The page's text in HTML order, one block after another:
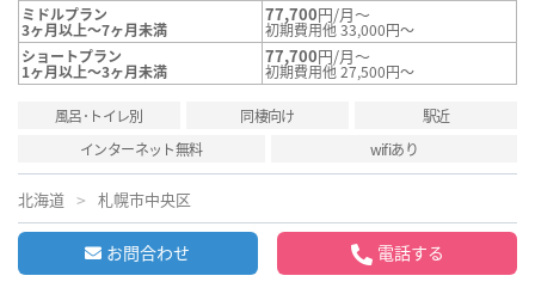
ミドルプラン
3ヶ月以上～7ヶ月未満
77,700円/月～
初期費用他 33,000円～
ショートプラン
1ヶ月以上～3ヶ月未満
77,700円/月～
初期費用他 27,500円～
風呂･トイレ別 同棲向け
駅近
インターネット無料
wifiあり
北海道 札幌市中央区
お問合わせ 電話する